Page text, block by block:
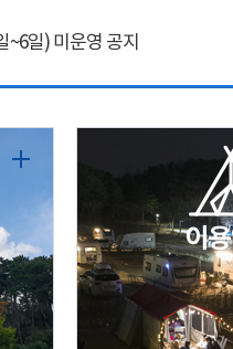
~6일) 미운영 공지
점검 및 안정화에 따른 서비
핑장 안점 점검의 날 변경 안내
~6일) 미운영 공지
이